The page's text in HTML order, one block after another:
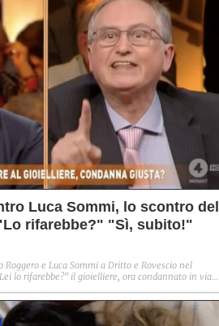
Luca Sommi, lo scontro del
rifarebbe?" "Sì, subito!"
e Luca Sommi a Dritto e Rovescio nel
lo rifarebbe?" il gioielliere, ora condannato in via